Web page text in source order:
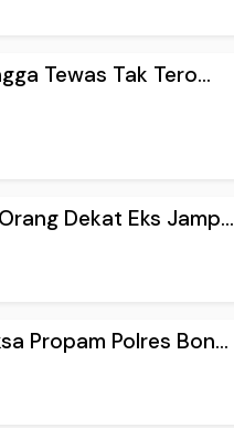
Tewas Tak Tero...
Dekat Eks Jamp...
Propam Polres Bon...